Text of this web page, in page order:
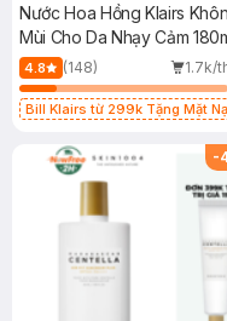
Nước Hoa Hồng Klairs
Mùi Cho Da Nhạy Cảm
4.8 (148)
1.7k/
Bill Klairs từ 299k Tặng Mặt Nạ
25ml (SL Có Hạn)
-